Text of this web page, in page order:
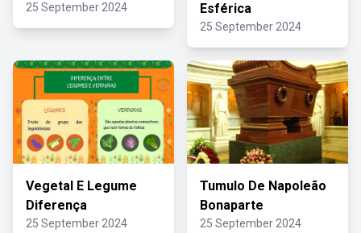
25 September 2024
Esférica
25 September 2024
Vegetal E Legume
Diferença
25 September 2024
Tumulo De Napoleão
Bonaparte
25 September 2024